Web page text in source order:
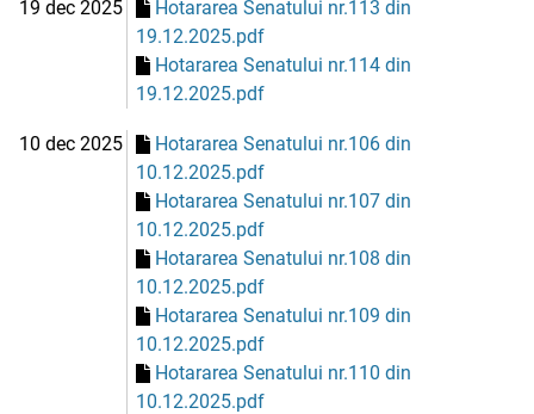
19 dec 2025
Hotararea Senatului nr.113 din
19.12.2025.pdf
Hotararea Senatului nr.114 din
19.12.2025.pdf
10 dec 2025
Hotararea Senatului nr.106 din
10.12.2025.pdf
Hotararea Senatului nr.107 din
10.12.2025.pdf
Hotararea Senatului nr.108 din
10.12.2025.pdf
Hotararea Senatului nr.109 din
10.12.2025.pdf
Hotararea Senatului nr.110 din
10.12.2025.pdf